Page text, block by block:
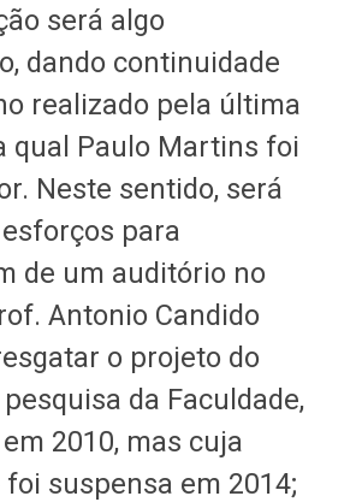
será algo
dando continuidade
realizado pela última
qual Paulo Martins foi
Neste sentido, será
para
de um auditório no
Antonio Candido
o projeto do
da Faculdade,
2010, mas cuja
suspensa em 2014;